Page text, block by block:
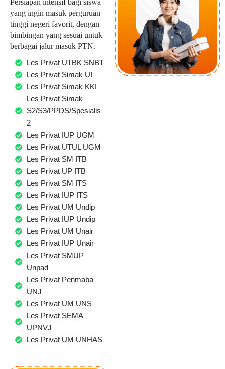
yang ingin masuk perguruan
tinggi negeri favorit, dengan
bimbingan yang sesuai untuk
berbagai jalur masuk PTN.
Les Privat UTBK SNBT
Les Privat Simak UI
Les Privat Simak KKI
Les Privat Simak
S2/S3/PPDS/Spesialis
2
Les Privat IUP UGM
Les Privat UTUL UGM
Les Privat SM ITB
Les Privat UP ITB
Les Privat SM ITS
Les Privat IUP ITS
Les Privat UM Undip
Les Privat IUP Undip
Les Privat UM Unair
Les Privat IUP Unair
Les Privat SMUP
Unpad
Les Privat Penmaba
UNJ
Les Privat UM UNS
Les Privat SEMA
UPNVJ
Les Privat UM UNHAS